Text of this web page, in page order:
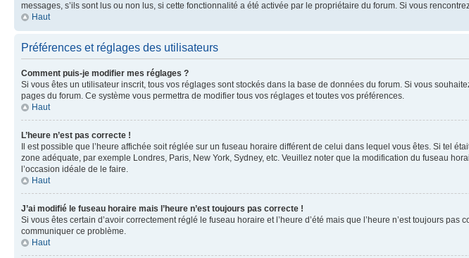
messages, s’ils sont lus ou non lus, si cette fonctionnalité a été activée par le propriétaire du forum. Si vous
Haut
Préférences et réglages des utilisateurs
Comment puis-je modifier mes réglages ?
Si vous êtes un utilisateur inscrit, tous vos réglages sont stockés dans la base de données du forum. Si vous
pages du forum. Ce système vous permettra de modifier tous vos réglages et toutes vos préférences.
Haut
L’heure n’est pas correcte !
Il est possible que l’heure affichée soit réglée sur un fuseau horaire différent de celui dans lequel vous êtes. Si tel
zone adéquate, par exemple Londres, Paris, New York, Sydney, etc. Veuillez noter que la modification du fuseau
l’occasion idéale de le faire.
Haut
J’ai modifié le fuseau horaire mais l’heure n’est toujours pas correcte !
Si vous êtes certain d’avoir correctement réglé le fuseau horaire et l’heure d’été mais que l’heure n’est toujours
communiquer ce problème.
Haut